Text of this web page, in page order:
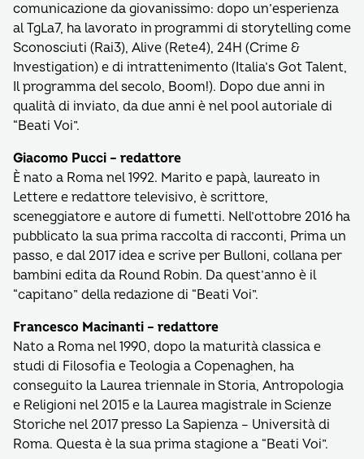
comunicazione da giovanissimo: dopo un’esperienza
al TgLa7, ha lavorato in programmi di storytelling come
Sconosciuti (Rai3), Alive (Rete4), 24H (Crime &
Investigation) e di intrattenimento (Italia’s Got Talent,
Il programma del secolo, Boom!). Dopo due anni in
qualità di inviato, da due anni è nel pool autoriale di
“Beati Voi”.
Giacomo Pucci – redattore
È nato a Roma nel 1992. Marito e papà, laureato in
Lettere e redattore televisivo, è scrittore,
sceneggiatore e autore di fumetti. Nell’ottobre 2016 ha
pubblicato la sua prima raccolta di racconti, Prima un
passo, e dal 2017 idea e scrive per Bulloni, collana per
bambini edita da Round Robin. Da quest’anno è il
“capitano” della redazione di “Beati Voi”.
Francesco Macinanti – redattore
Nato a Roma nel 1990, dopo la maturità classica e
studi di Filosofia e Teologia a Copenaghen, ha
conseguito la Laurea triennale in Storia, Antropologia
e Religioni nel 2015 e la Laurea magistrale in Scienze
Storiche nel 2017 presso La Sapienza – Università di
Roma. Questa è la sua prima stagione a “Beati Voi”.